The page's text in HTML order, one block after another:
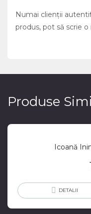
Numai clienții
produs, pot să scrie o
Produse
Icoană
DETALII